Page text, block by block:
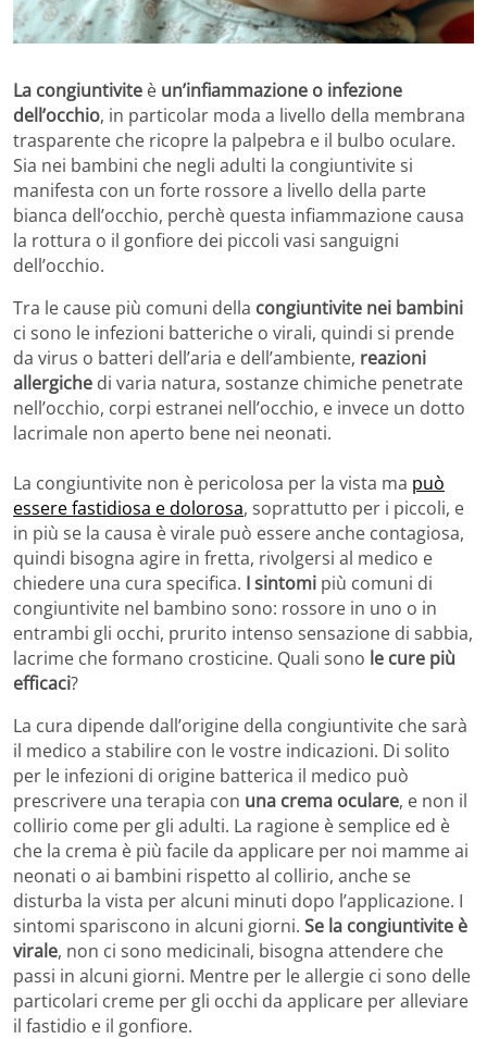
La congiuntivite è un’infiammazione o infezione
dell’occhio, in particolar moda a livello della membrana
trasparente che ricopre la palpebra e il bulbo oculare.
Sia nei bambini che negli adulti la congiuntivite si
manifesta con un forte rossore a livello della parte
bianca dell’occhio, perchè questa infiammazione causa
la rottura o il gonfiore dei piccoli vasi sanguigni
dell’occhio.
Tra le cause più comuni della congiuntivite nei bambini
ci sono le infezioni batteriche o virali, quindi si prende
da virus o batteri dell’aria e dell’ambiente, reazioni
allergiche di varia natura, sostanze chimiche penetrate
nell’occhio, corpi estranei nell’occhio, e invece un dotto
lacrimale non aperto bene nei neonati.
La congiuntivite non è pericolosa per la vista ma può
essere fastidiosa e dolorosa, soprattutto per i piccoli, e
in più se la causa è virale può essere anche contagiosa,
quindi bisogna agire in fretta, rivolgersi al medico e
chiedere una cura specifica. I sintomi più comuni di
congiuntivite nel bambino sono: rossore in uno o in
entrambi gli occhi, prurito intenso sensazione di sabbia,
lacrime che formano crosticine. Quali sono le cure più
efficaci?
La cura dipende dall’origine della congiuntivite che sarà
il medico a stabilire con le vostre indicazioni. Di solito
per le infezioni di origine batterica il medico può
prescrivere una terapia con una crema oculare, e non il
collirio come per gli adulti. La ragione è semplice ed è
che la crema è più facile da applicare per noi mamme ai
neonati o ai bambini rispetto al collirio, anche se
disturba la vista per alcuni minuti dopo l’applicazione. I
sintomi spariscono in alcuni giorni. Se la congiuntivite è
virale, non ci sono medicinali, bisogna attendere che
passi in alcuni giorni. Mentre per le allergie ci sono delle
particolari creme per gli occhi da applicare per alleviare
il fastidio e il gonfiore.